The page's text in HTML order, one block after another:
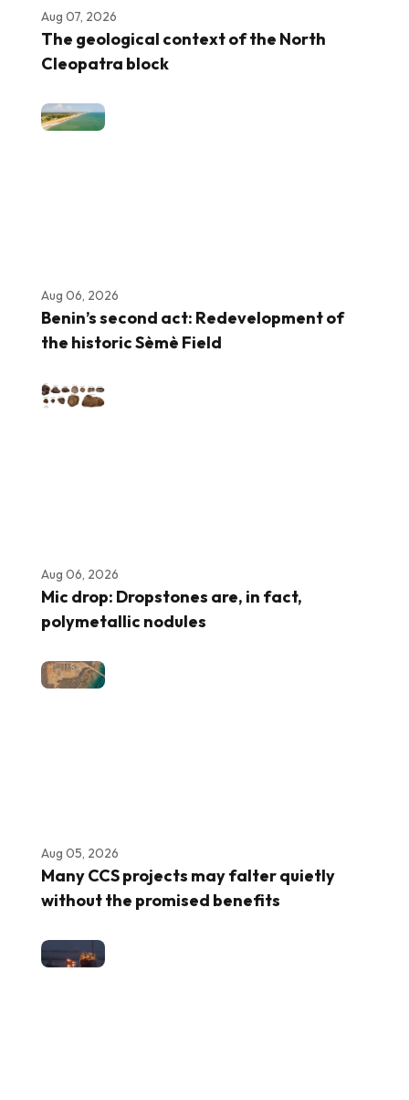
Aug 07, 2026
The geological context of the North
Cleopatra block
Aug 06, 2026
Benin’s second act: Redevelopment of
the historic Sèmè Field
Aug 06, 2026
Mic drop: Dropstones are, in fact,
polymetallic nodules
Aug 05, 2026
Many CCS projects may falter quietly
without the promised benefits